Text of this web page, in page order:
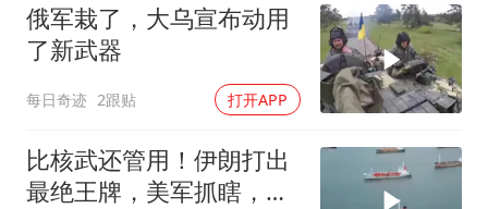
四川宜宾地震网友称睡觉被摇醒
夯实基础开新局
俄军栽了，大乌宣布动用
了新武器
每日奇迹 2跟贴 打开APP
比核武还管用！伊朗打出
最绝王牌，美军抓瞎，白